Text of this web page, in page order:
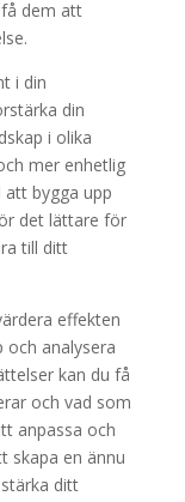
dem att
i din
din
i olika
mer enhetlig
bygga upp
det lättare för
till ditt
effekten
och analysera
kan du få
och vad som
anpassa och
skapa en ännu
ditt